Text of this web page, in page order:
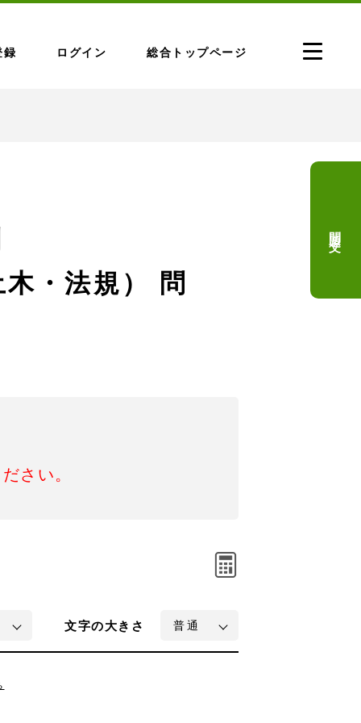
録 ログイン 総合トップページ
・法規） 問
さい。
文字の大きさ